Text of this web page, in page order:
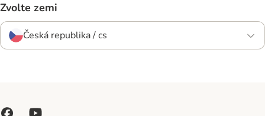
Zvolte zemi
Česká republika / cs